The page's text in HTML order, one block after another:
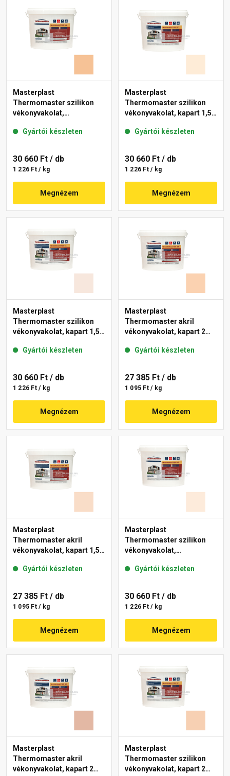
Masterplast
Thermomaster szilikon
vékonyvakolat,
04-C 25 kg
Gyártói készleten
30 660 Ft / db
1 226 Ft / kg
Megnézem
Masterplast
Thermomaster szilikon
vékonyvakolat, kapart 1,5
Gyártói készleten
30 660 Ft / db
1 226 Ft / kg
Megnézem
Masterplast
Thermomaster szilikon
vékonyvakolat, kapart 1,5
Gyártói készleten
30 660 Ft / db
1 226 Ft / kg
Megnézem
Masterplast
Thermomaster akril
vékonyvakolat, kapart 2
Gyártói készleten
27 385 Ft / db
1 095 Ft / kg
Megnézem
Masterplast
Thermomaster akril
vékonyvakolat, kapart 1,5
Gyártói készleten
27 385 Ft / db
1 095 Ft / kg
Megnézem
Masterplast
Thermomaster szilikon
vékonyvakolat,
04-F 25 kg
Gyártói készleten
30 660 Ft / db
1 226 Ft / kg
Megnézem
Masterplast
Thermomaster akril
vékonyvakolat, kapart 2
Masterplast
Thermomaster szilikon
vékonyvakolat, kapart 2